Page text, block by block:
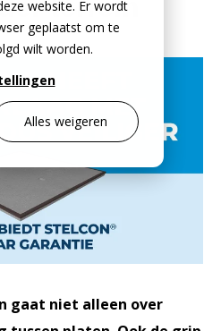
website. Er wordt
geplaatst om te
wilt worden.
Alles weigeren
Stelcon
B.V.
terrein
gaat niet alleen over